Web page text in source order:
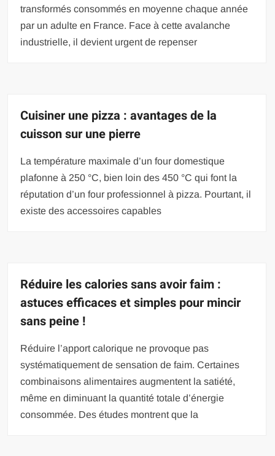
transformés consommés en moyenne chaque année
par un adulte en France. Face à cette avalanche
industrielle, il devient urgent de repenser
Cuisiner une pizza : avantages de la
cuisson sur une pierre
La température maximale d’un four domestique
plafonne à 250 °C, bien loin des 450 °C qui font la
réputation d’un four professionnel à pizza. Pourtant, il
existe des accessoires capables
Réduire les calories sans avoir faim :
astuces efficaces et simples pour mincir
sans peine !
Réduire l’apport calorique ne provoque pas
systématiquement de sensation de faim. Certaines
combinaisons alimentaires augmentent la satiété,
même en diminuant la quantité totale d’énergie
consommée. Des études montrent que la